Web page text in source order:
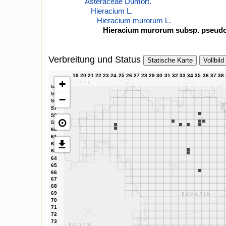
Hieracium L.
Hieracium murorum L.
Hieracium murorum subsp.
Verbreitung und Status Statische Karte Vollbild
+
−
⊙